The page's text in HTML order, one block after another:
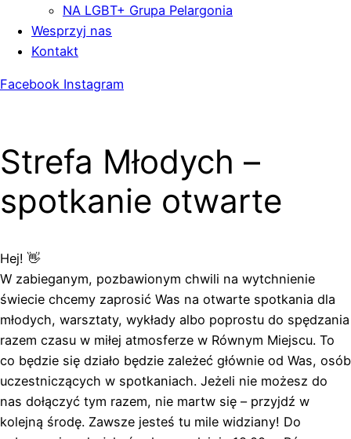
NA LGBT+ Grupa Pelargonia
Wesprzyj nas
Kontakt
Facebook Instagram
Strefa Młodych –
spotkanie otwarte
Hej! 👋
W zabieganym, pozbawionym chwili na wytchnienie
świecie chcemy zaprosić Was na otwarte spotkania dla
młodych, warsztaty, wykłady albo poprostu do spędzania
razem czasu w miłej atmosferze w Równym Miejscu. To
co będzie się działo będzie zależeć głównie od Was, osób
uczestniczących w spotkaniach. Jeżeli nie możesz do
nas dołączyć tym razem, nie martw się – przyjdź w
kolejną środę. Zawsze jesteś tu mile widziany! Do